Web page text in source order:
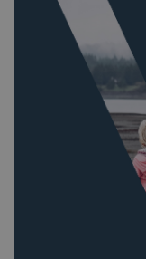
Accrediti Stampa
Cartella Stampa
Rassegna Stampa
Partecipa
Diventa Partner